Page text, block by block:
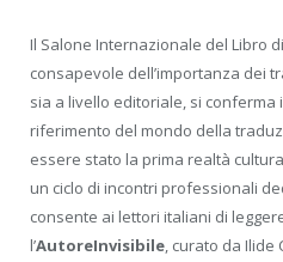
Il Salone Internazionale del Libro
consapevole dell’importanza dei
sia a livello editoriale, si conferma
riferimento del mondo della
essere stato la prima realtà
un ciclo di incontri professionali
consente ai lettori italiani di
l’AutoreInvisibile, curato da Ilide